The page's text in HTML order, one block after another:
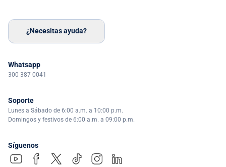
¿Necesitas ayuda?
Whatsapp
300 387 0041
Soporte
Lunes a Sábado de 6:00 a.m. a 10:00 p.m.
Domingos y festivos de 6:00 a.m. a 09:00 p.m.
Síguenos